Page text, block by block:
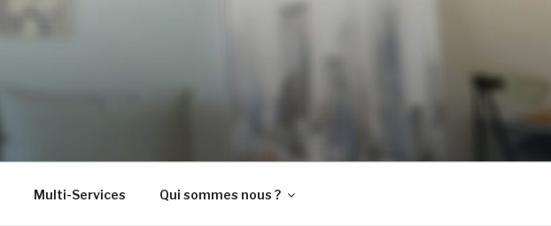
Multi-Services Qui sommes nous ?